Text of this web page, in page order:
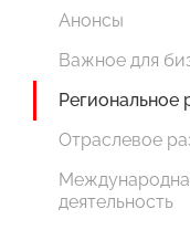
Анонсы
Важное для
Региональное
Отраслевое
деятельность